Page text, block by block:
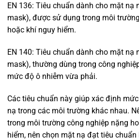
EN 136: Tiêu chuẩn dành cho mặt nạ
mask), được sử dụng trong môi
hoặc khí nguy hiểm.
EN 140: Tiêu chuẩn dành cho mặt nạ
mask), thường dùng trong công
mức độ ô nhiễm vừa phải.
Các tiêu chuẩn này giúp xác định
nạ trong các môi trường khác nhau.
trong môi trường công nghiệp nặng
hiểm, nên chọn mặt nạ đạt tiêu chuẩn